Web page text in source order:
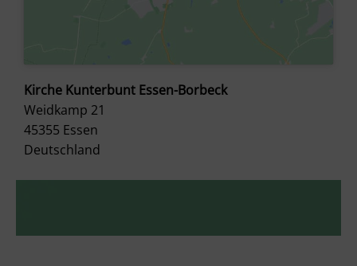
Kirche Kunterbunt Essen-Borbeck
Weidkamp 21
45355 Essen
Deutschland